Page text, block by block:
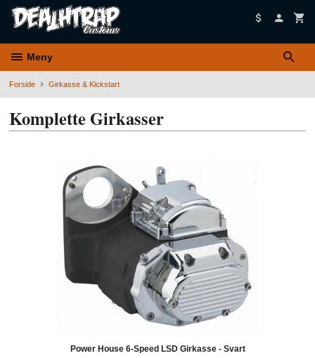
Meny
Forside Girkasse & Kickstart
Komplette Girkasser
Power House 6-Speed LSD Girkasse - Svart